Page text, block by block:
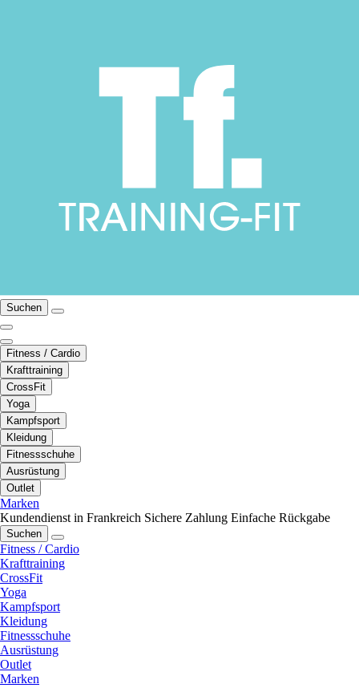
Suchen
Fitness / Cardio
Krafttraining
CrossFit
Yoga
Kampfsport
Kleidung
Fitnessschuhe
Ausrüstung
Outlet
Marken
Kundendienst in Frankreich Sichere Zahlung Einfache Rückgabe
Suchen
Fitness / Cardio
Krafttraining
CrossFit
Yoga
Kampfsport
Kleidung
Fitnessschuhe
Ausrüstung
Outlet
Marken